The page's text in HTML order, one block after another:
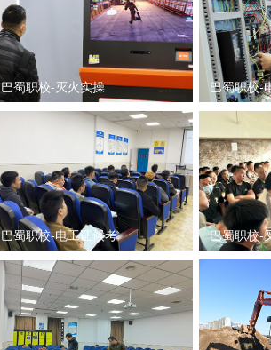
巴蜀职校-灭火实操 巴蜀职校-
巴蜀职校-电工证候考 巴蜀职校-